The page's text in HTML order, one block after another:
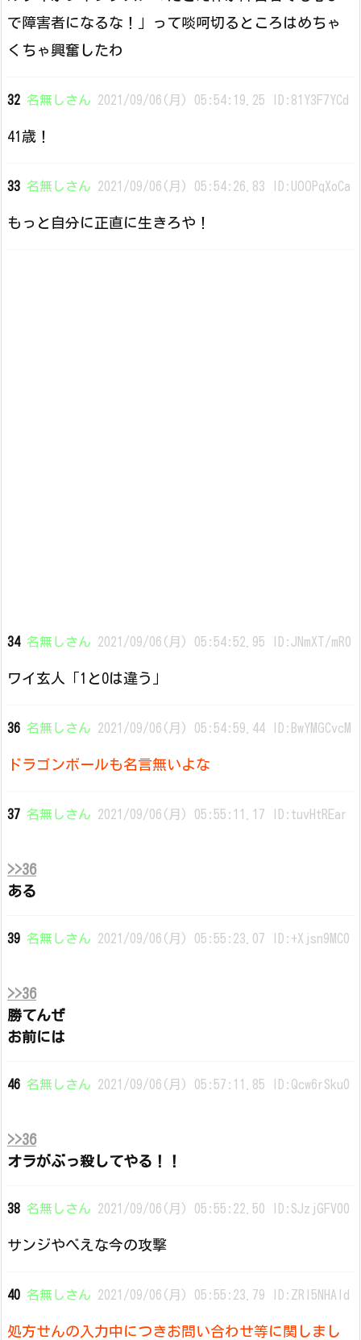
で障害者になるな！」って啖呵切るところはめちゃ
くちゃ興奮したわ
32 名無しさん 2021/09/06(月) 05:54:19.25 ID:81Y3F7YCd
41歳！
33 名無しさん 2021/09/06(月) 05:54:26.83 ID:UOOPqXoCa
もっと自分に正直に生きろや！
34 名無しさん 2021/09/06(月) 05:54:52.95 ID:JNmXT/mR0
ワイ玄人「1と0は違う」
36 名無しさん 2021/09/06(月) 05:54:59.44 ID:BwYMGCvcM
ドラゴンボールも名言無いよな
37 名無しさん 2021/09/06(月) 05:55:11.17 ID:tuvHtREar
>>36
ある
39 名無しさん 2021/09/06(月) 05:55:23.07 ID:+Xjsn9MC0
>>36
勝てんぜ
お前には
46 名無しさん 2021/09/06(月) 05:57:11.85 ID:Qcw6rSku0
>>36
オラがぶっ殺してやる！！
38 名無しさん 2021/09/06(月) 05:55:22.50 ID:SJzjGFV00
サンジやべえな今の攻撃
40 名無しさん 2021/09/06(月) 05:55:23.79 ID:ZRI5NHAId
処方せんの入力中につきお問い合わせ等に関しまし